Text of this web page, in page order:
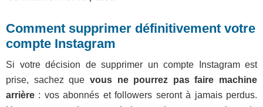
Comment supprimer définitivement votre
compte Instagram
Si votre décision de supprimer un compte Instagram est
prise, sachez que vous ne pourrez pas faire machine
arrière : vos abonnés et followers seront à jamais perdus.